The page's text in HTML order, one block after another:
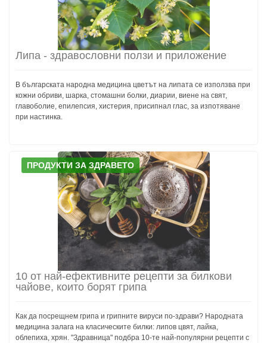
Липа - здравословни ползи и приложение
В българската народна медицина цветът на липата се използва при
кожни обриви, шарка, стомашни болки, диарии, виене на свят,
главоболие, епилепсия, хистерия, присипнал глас, за изпотяване
при настинка.
ПРОДУКТИ ЗА ЗДРАВЕТО
10 от най-ефективните рецепти за билкови
чайове, които борят грипа
Как да посрещнем грипа и грипните вируси по-здрави? Народната
медицина залага на класическите билки: липов цвят, лайка,
облепиха, хрян. "Здравница" подбра 10-те най-популярни рецепти с